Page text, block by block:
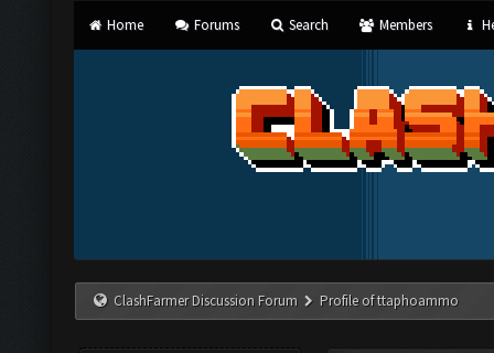
Home Forums Search Members
ClashFarmer Discussion Forum Profile of ttaphoammo